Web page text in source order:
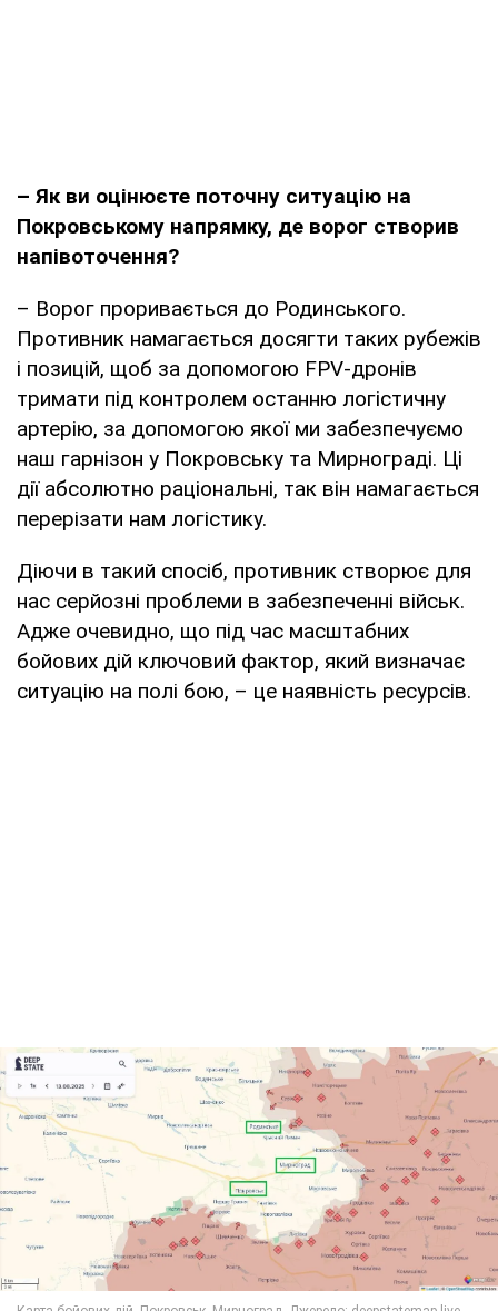
– Як ви оцінюєте поточну ситуацію на
Покровському напрямку, де ворог створив
напівоточення?
– Ворог проривається до Родинського.
Противник намагається досягти таких рубежів
і позицій, щоб за допомогою FPV-дронів
тримати під контролем останню логістичну
артерію, за допомогою якої ми забезпечуємо
наш гарнізон у Покровську та Мирнограді. Ці
дії абсолютно раціональні, так він намагається
перерізати нам логістику.
Діючи в такий спосіб, противник створює для
нас серйозні проблеми в забезпеченні військ.
Адже очевидно, що під час масштабних
бойових дій ключовий фактор, який визначає
ситуацію на полі бою, – це наявність ресурсів.